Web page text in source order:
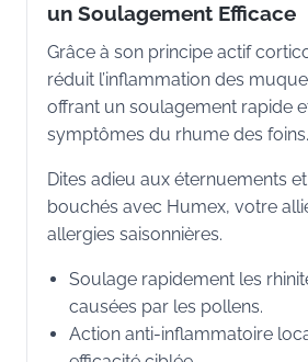
un Soulagement Efficace
Grâce à son principe actif
réduit l’inflammation des
offrant un soulagement rapide
symptômes du rhume des foins.
Dites adieu aux éternuements
bouchés avec Humex, votre
allergies saisonnières.
Soulage rapidement les
causées par les pollens.
Action anti-inflammatoire